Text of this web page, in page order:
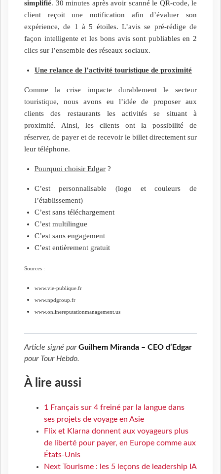
simplifié. 30 minutes après avoir scanné le QR-code, le
client reçoit une notification afin d’évaluer son
expérience, de 1 à 5 étoiles. L’avis se pré-rédige de
façon intelligente et les bons avis sont publiables en 2
clics sur l’ensemble des réseaux sociaux.
Une relance de l’activité touristique de proximité
Comme la crise impacte durablement le secteur
touristique, nous avons eu l’idée de proposer aux
clients des restaurants les activités se situant à
proximité. Ainsi, les clients ont la possibilité de
réserver, de payer et de recevoir le billet directement sur
leur téléphone.
Pourquoi choisir Edgar?
C’est personnalisable (logo et couleurs de
l’établissement)
C’est sans téléchargement
C’est multilingue
C’est sans engagement
C’est entièrement gratuit
Sources :
www.vie-publique.fr
www.npdgroup.fr
www.onlinereputationmanagement.us
Article signé parGuilhem Miranda – CEO d’Edgar
pour Tour Hebdo.
À lire aussi
1 Français sur 4 freiné par la langue dans
ses projets de voyage en Asie
Flix et Klarna donnent aux voyageurs plus
de liberté pour payer, en Europe comme aux
États-Unis
Next Tourisme : les 5 leçons de leadership IA